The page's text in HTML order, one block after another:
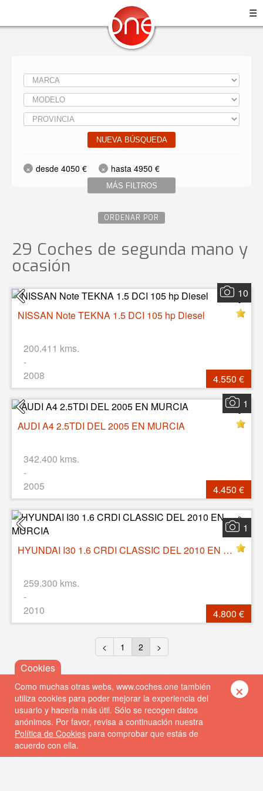
☰
NUEVA BÚSQUEDA
MÁS FILTROS
desde 4050 € hasta 4950 €
ORDENAR POR
29 Coches de segunda mano y
ocasión
10
NISSAN Note TEKNA 1.5 DCI 105 hp Diesel
200.411 kms.
-
2008
4.550 €
1
AUDI A4 2.5TDI DEL 2005 EN MURCIA
342.400 kms.
-
2005
4.450 €
1
HYUNDAI I30 1.6 CRDI CLASSIC DEL 2010 EN MURCIA
259.300 kms.
-
2010
4.800 €
< 1 2 >
Como muchas otras webs, www.coches.one también
utiliza cookies para poder mejorar la experiencia del
usuario y hacerla más útil. Sólo se recogen datos
anónimos. Por favor, revisa a continuación nuestra
Política de Cookies para comprobar que estás de
acuerdo con ella.
×